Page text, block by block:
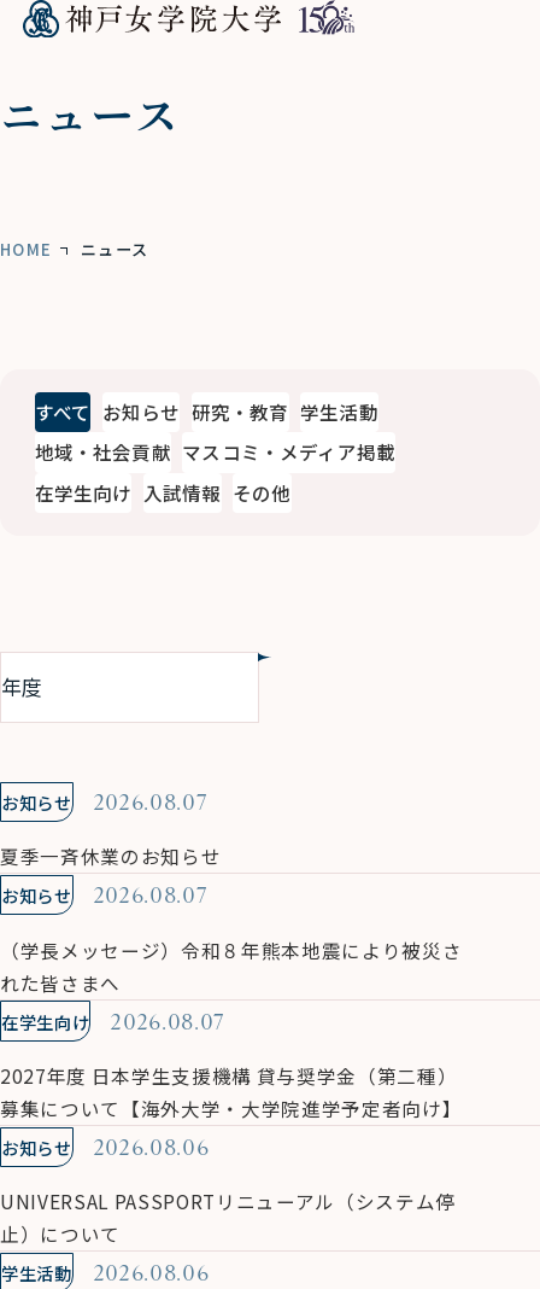
ニュース
HOME ニュース
すべて お知らせ 研究・教育 学生活動
地域・社会貢献 マスコミ・メディア掲載
在学生向け 入試情報 その他
お知らせ 2026.08.07
夏季一斉休業のお知らせ
お知らせ 2026.08.07
（学長メッセージ）令和８年熊本地震により被災さ
れた皆さまへ
在学生向け 2026.08.07
2027年度 日本学生支援機構 貸与奨学金（第二種）
募集について【海外大学・大学院進学予定者向け】
お知らせ 2026.08.06
UNIVERSAL PASSPORTリニューアル（システム停
止）について
学生活動 2026.08.06